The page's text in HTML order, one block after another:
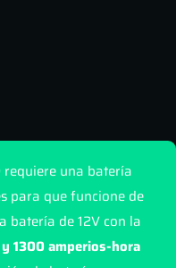
requiere una batería
para que funcione de
batería de 12V con la
1300 amperios-hora